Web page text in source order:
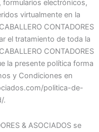
electrónicos,
virtualmente en la
CONTADORES
el tratamiento de toda la
CONTADORES
la presente política forma
y Condiciones en
politica-de-
.
& ASOCIADOS se